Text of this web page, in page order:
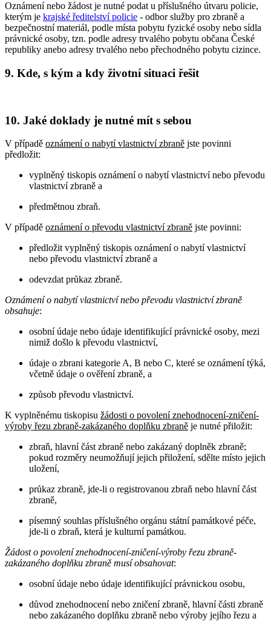
Oznámení nebo žádost je nutné podat u příslušného útvaru policie,
kterým je krajské ředitelství policie - odbor služby pro zbraně a
bezpečnostní materiál, podle místa pobytu fyzické osoby nebo sídla
právnické osoby, tzn. podle adresy trvalého pobytu občana České
republiky anebo adresy trvalého nebo přechodného pobytu cizince.
9. Kde, s kým a kdy životní situaci řešit
10. Jaké doklady je nutné mít s sebou
V případě oznámení o nabytí vlastnictví zbraně jste povinni
předložit:
vyplněný tiskopis oznámení o nabytí vlastnictví nebo převodu
vlastnictví zbraně a
předmětnou zbraň.
V případě oznámení o převodu vlastnictví zbraně jste povinni:
předložit vyplněný tiskopis oznámení o nabytí vlastnictví
nebo převodu vlastnictví zbraně a
odevzdat průkaz zbraně.
Oznámení o nabytí vlastnictví nebo převodu vlastnictví zbraně
obsahuje:
osobní údaje nebo údaje identifikující právnické osoby, mezi
nimiž došlo k převodu vlastnictví,
údaje o zbrani kategorie A, B nebo C, které se oznámení týká,
včetně údaje o ověření zbraně, a
způsob převodu vlastnictví.
K vyplněnému tiskopisu žádosti o povolení znehodnocení-zničení-
výroby řezu zbraně-zakázaného doplňku zbraně je nutné přiložit:
zbraň, hlavní část zbraně nebo zakázaný doplněk zbraně;
pokud rozměry neumožňují jejich přiložení, sdělte místo jejich
uložení,
průkaz zbraně, jde-li o registrovanou zbraň nebo hlavní část
zbraně,
písemný souhlas příslušného orgánu státní památkové péče,
jde-li o zbraň, která je kulturní památkou.
Žádost o povolení znehodnocení-zničení-výroby řezu zbraně-
zakázaného doplňku zbraně musí obsahovat:
osobní údaje nebo údaje identifikující právnickou osobu,
důvod znehodnocení nebo zničení zbraně, hlavní části zbraně
nebo zakázaného doplňku zbraně nebo výroby jejího řezu a